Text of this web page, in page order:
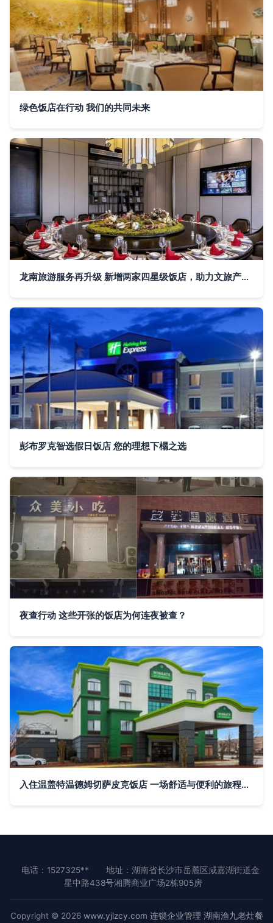
绿色饭店在行动 我们的共同未来
龙南旅游服务再升级 新增两家四星级饭店，助力文旅产业高质量发展
彭布罗克智选假日饭店 您的理想下榻之选
夜查行动 这些开张的饭店为何连夜被查？
入住温盖特温德姆切萨皮克饭店 一场舒适与便利的旅程体验
电话：1527325**
地址：湖南省长沙市岳麓区咸嘉湖街道金
星中路438号湘腾商业广场2栋905房
Copyright © 2026 www.yjlzcy.com 连锁企业管理 湖南渔九老灶餐